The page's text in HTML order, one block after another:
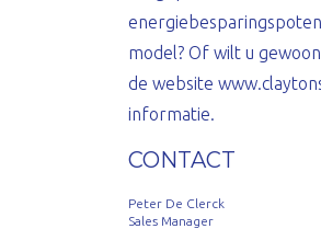
model? Of wilt u
de website
informatie.
CONTACT
Peter De Clerck
Sales Manager